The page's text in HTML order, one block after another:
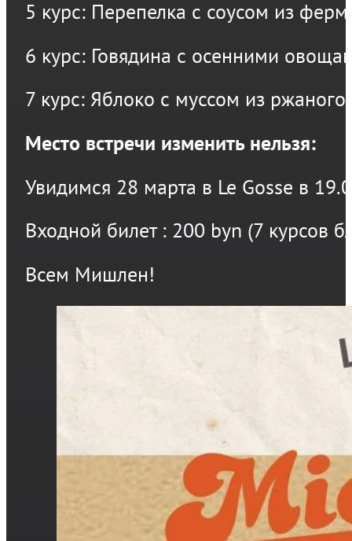
5 курс: Перепелка с соусом из
6 курс: Говядина с осенними
7 курс: Яблоко с муссом из ржаного
Место встречи изменить нельзя:
Увидимся 28 марта в Le Gosse в
Входной билет : 200 byn (7 курсов
Всем Мишлен!